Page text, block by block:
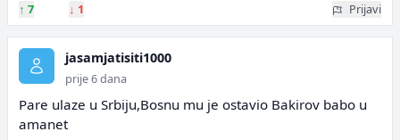
↑ 7 ↓ 1 Prijavi
jasamjatisiti1000
prije 6 dana
Pare ulaze u Srbiju,Bosnu mu je ostavio Bakirov babo u
amanet